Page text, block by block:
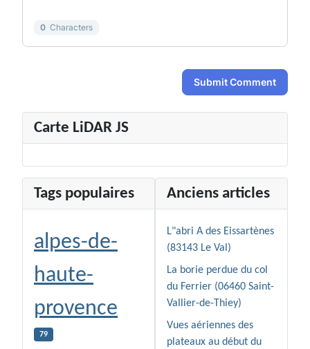
0 Characters
Submit Comment
Carte LiDAR JS
Tags populaires
alpes-de-
haute-
provence
79
Anciens articles
L"abri A des Eissartènes
(83143 Le Val)
La borie perdue du col
du Ferrier (06460 Saint-
Vallier-de-Thiey)
Vues aériennes des
plateaux au début du